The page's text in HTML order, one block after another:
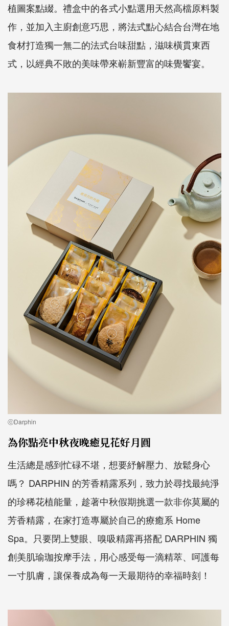
植圖案點綴。禮盒中的各式小點選用天然高檔原料製
作，並加入主廚創意巧思，將法式點心結合台灣在地
食材打造獨一無二的法式台味甜點，滋味橫貫東西
式，以經典不敗的美味帶來嶄新豐富的味覺饗宴。
ⓒDarphin
為你點亮中秋夜晚癒見花好月圓
生活總是感到忙碌不堪，想要紓解壓力、放鬆身心
嗎？ DARPHIN 的芳香精露系列，致力於尋找最純淨
的珍稀花植能量，趁著中秋假期挑選一款非你莫屬的
芳香精露，在家打造專屬於自己的療癒系 Home
Spa。只要閉上雙眼、嗅吸精露再搭配 DARPHIN 獨
創美肌瑜珈按摩手法，用心感受每一滴精萃、呵護每
一寸肌膚，讓保養成為每一天最期待的幸福時刻！